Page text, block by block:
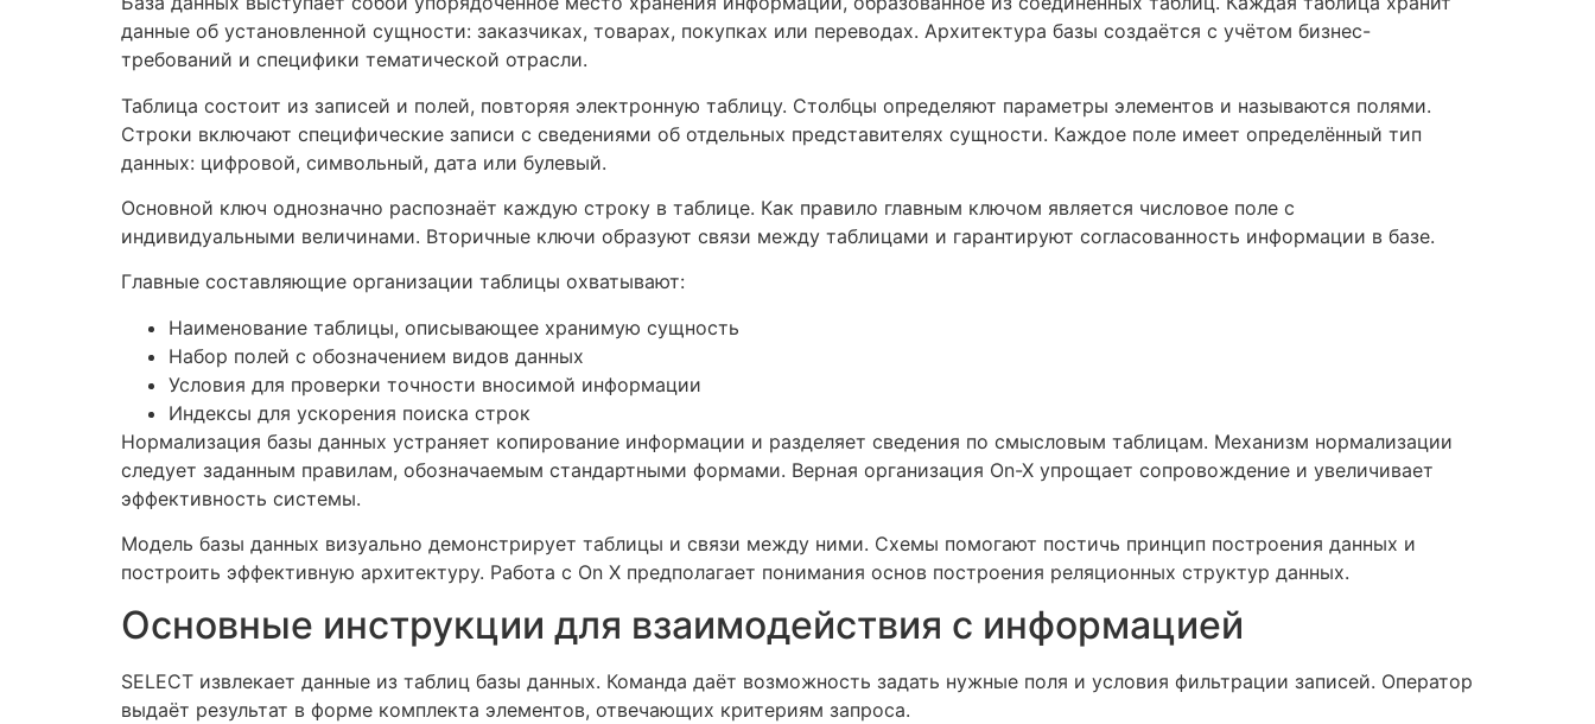
данные об установленной сущности: заказчиках, товарах, покупках или переводах. Архитектура базы создаётся с учётом бизнес-
требований и специфики тематической отрасли.
Таблица состоит из записей и полей, повторяя электронную таблицу. Столбцы определяют параметры элементов и называются полями.
Строки включают специфические записи с сведениями об отдельных представителях сущности. Каждое поле имеет определённый тип
данных: цифровой, символьный, дата или булевый.
Основной ключ однозначно распознаёт каждую строку в таблице. Как правило главным ключом является числовое поле с
индивидуальными величинами. Вторичные ключи образуют связи между таблицами и гарантируют согласованность информации в базе.
Главные составляющие организации таблицы охватывают:
Наименование таблицы, описывающее хранимую сущность
Набор полей с обозначением видов данных
Условия для проверки точности вносимой информации
Индексы для ускорения поиска строк
Нормализация базы данных устраняет копирование информации и разделяет сведения по смысловым таблицам. Механизм нормализации
следует заданным правилам, обозначаемым стандартными формами. Верная организация On-X упрощает сопровождение и увеличивает
эффективность системы.
Модель базы данных визуально демонстрирует таблицы и связи между ними. Схемы помогают постичь принцип построения данных и
построить эффективную архитектуру. Работа с On X предполагает понимания основ построения реляционных структур данных.
Основные инструкции для взаимодействия с информацией
SELECT извлекает данные из таблиц базы данных. Команда даёт возможность задать нужные поля и условия фильтрации записей. Оператор
выдаёт результат в форме комплекта элементов, отвечающих критериям запроса.